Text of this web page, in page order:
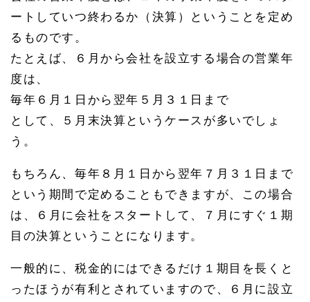
ートしていつ終わるか（決算）ということを定め
るものです。
たとえば、６月から会社を設立する場合の営業年
度は、
毎年６月１日から翌年５月３１日まで
として、５月末決算というケースが多いでしょ
う。
もちろん、毎年８月１日から翌年７月３１日まで
という期間で定めることもできますが、この場合
は、６月に会社をスタートして、７月にすぐ１期
目の決算ということになります。
一般的に、税金的にはできるだけ１期目を長くと
ったほうが有利とされていますので、６月に設立